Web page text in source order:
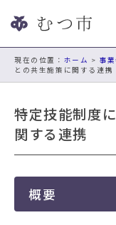
ビ
現在の位置： ホーム > 事
との共生施策に関する連携
特定技能制度
関する連携
概要